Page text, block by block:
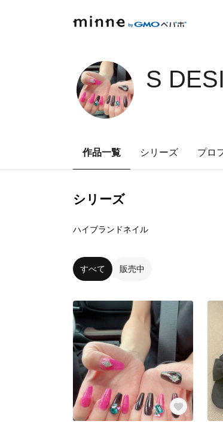
S
作品一覧 シリーズ プロ
シリーズ
ハイブランドネイル
すべて 販売中